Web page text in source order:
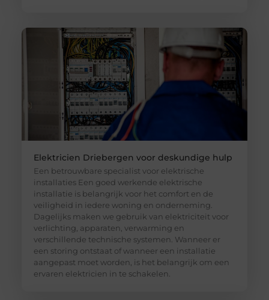
Elektricien Driebergen voor deskundige hulp
Een betrouwbare specialist voor elektrische
installaties Een goed werkende elektrische
installatie is belangrijk voor het comfort en de
veiligheid in iedere woning en onderneming.
Dagelijks maken we gebruik van elektriciteit voor
verlichting, apparaten, verwarming en
verschillende technische systemen. Wanneer er
een storing ontstaat of wanneer een installatie
aangepast moet worden, is het belangrijk om een
ervaren elektricien in te schakelen.